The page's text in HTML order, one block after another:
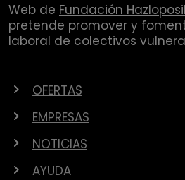
Web de Fundación
pretende promover y
laboral de colectivos
OFERTAS
EMPRESAS
NOTICIAS
AYUDA